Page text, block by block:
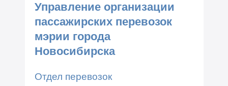
Управление организации
пассажирских перевозок
мэрии города
Новосибирска
Отдел перевозок